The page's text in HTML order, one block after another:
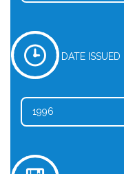
DATE ISSUED
1996